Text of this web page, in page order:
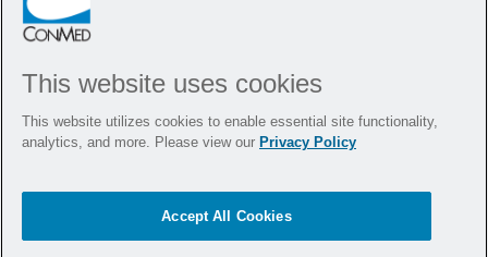
profesionales sanitarios deberán formarse en el uso de
consultar siempre los elementos incluidos en el
instrucciones de uso, incluidas las instrucciones de
utilizar cualquier producto CONMED.
This website uses cookies
This website utilizes cookies to enable essential site functionality,
analytics, and more. Please view our Privacy Policy
Accept All Cookies